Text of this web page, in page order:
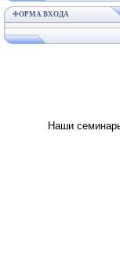
ФОРМА ВХОДА
Наши